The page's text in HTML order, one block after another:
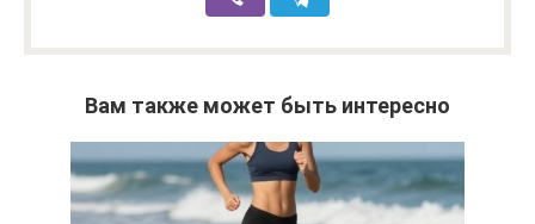
Вам также может быть интересно